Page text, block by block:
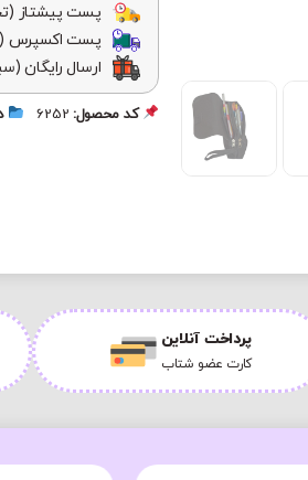
پست پیشتاز (تحویل 3 الی 5
پست اکسپرس (تحویل 1 الی
ارسال رایگان
کد محصول: 6252
پرداخت آنلاین
کارت عضو شتاب